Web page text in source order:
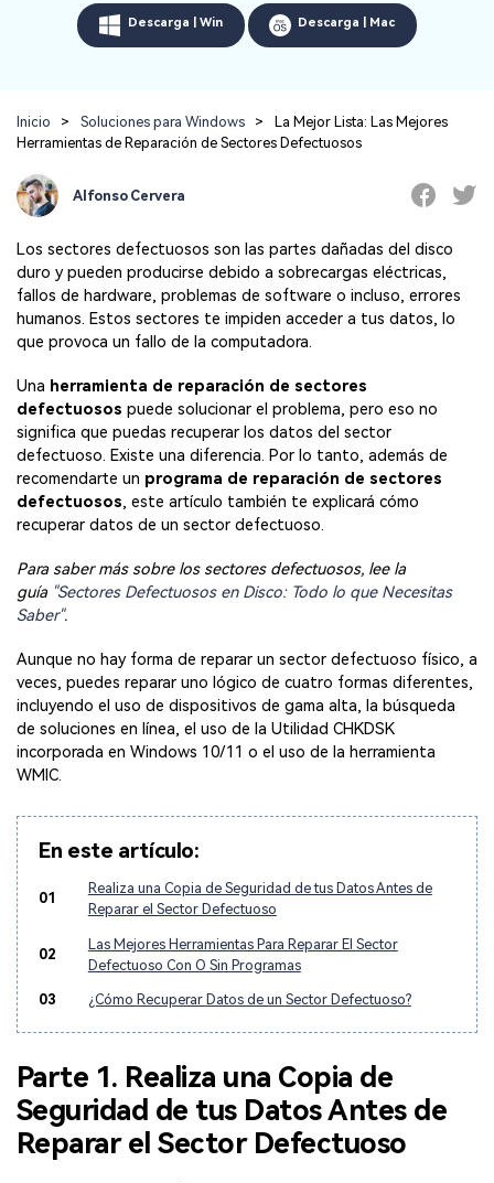
Pruébalo en Línea
Repairit for Email
Repara correos dañados de Outlook
Pruébalo Gratis
Descubre Más Soluciones
PST/OST y correos electrónicos eliminados de
Outlook.
Descarga | Win Descarga | Mac
Inicio > Soluciones para Windows >
La Mejor Lista: Las Mejores
Herramientas de Reparación de Sectores Defectuosos
Alfonso Cervera
Los sectores defectuosos son las partes dañadas del disco
duro y pueden producirse debido a sobrecargas eléctricas,
fallos de hardware, problemas de software o incluso, errores
humanos. Estos sectores te impiden acceder a tus datos, lo
que provoca un fallo de la computadora.
Una herramienta de reparación de sectores
defectuosos puede solucionar el problema, pero eso no
significa que puedas recuperar los datos del sector
defectuoso. Existe una diferencia. Por lo tanto, además de
recomendarte un programa de reparación de sectores
defectuosos, este artículo también te explicará cómo
recuperar datos de un sector defectuoso.
Para saber más sobre los sectores defectuosos, lee la
guía "Sectores Defectuosos en Disco: Todo lo que Necesitas
Saber".
Aunque no hay forma de reparar un sector defectuoso físico, a
veces, puedes reparar uno lógico de cuatro formas diferentes,
incluyendo el uso de dispositivos de gama alta, la búsqueda
de soluciones en línea, el uso de la Utilidad CHKDSK
incorporada en Windows 10/11 o el uso de la herramienta
WMIC.
En este artículo:
01
Realiza una Copia de Seguridad de tus Datos Antes de
Reparar el Sector Defectuoso
02
Las Mejores Herramientas Para Reparar El Sector
Defectuoso Con O Sin Programas
03 ¿Cómo Recuperar Datos de un Sector Defectuoso?
Parte 1. Realiza una Copia de
Seguridad de tus Datos Antes de
Reparar el Sector Defectuoso